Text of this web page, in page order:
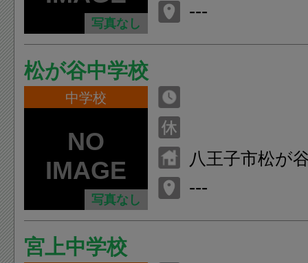
写真なし
---
松が谷中学校
中学校
写真なし
八王子市松が
---
宮上中学校